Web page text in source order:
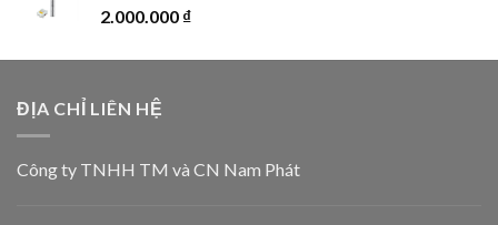
2.000.000 ₫
ĐỊA CHỈ LIÊN HỆ
Công ty TNHH TM và CN Nam Phát